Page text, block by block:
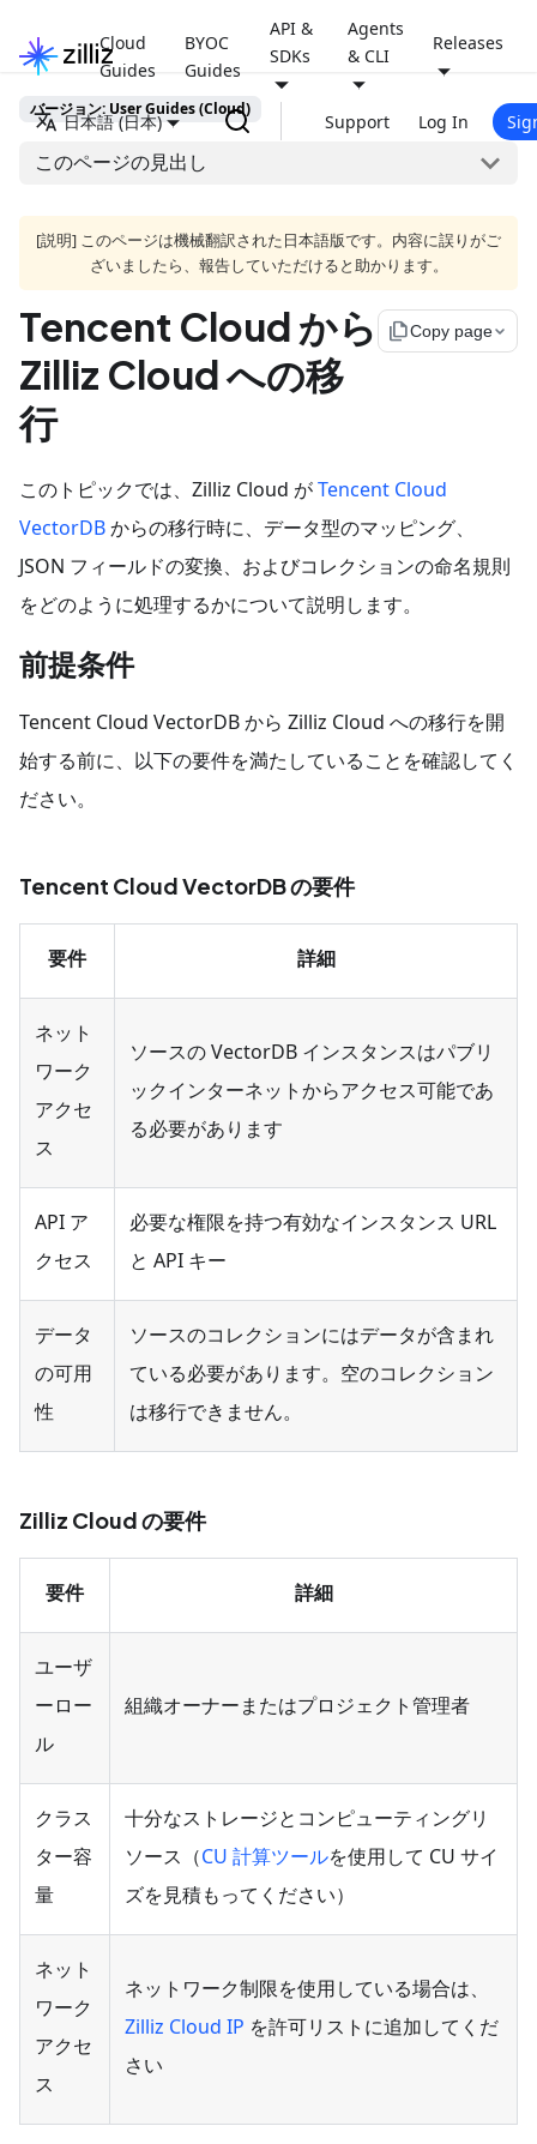
Cloud
Guides
BYOC
Guides
API &
SDKs
Agents
& CLI
Releases
日本語 (日本) Support Log In
バージョン: User Guides (Cloud)
このページの見出し
[説明] このページは機械翻訳された日本語版です。内容に誤りがご
ざいましたら、報告していただけると助かります。
Tencent Cloud から
Zilliz Cloud への移
行
file_copyCopy page
このトピックでは、Zilliz Cloud がTencent Cloud
VectorDBからの移行時に、データ型のマッピング、
JSON フィールドの変換、およびコレクションの命名規則
をどのように処理するかについて説明します。
前提条件
Tencent Cloud VectorDB から Zilliz Cloud への移行を開
始する前に、以下の要件を満たしていることを確認してく
ださい。
Tencent Cloud VectorDB の要件
要件 詳細
ネット
ワーク
アクセ
ス
ソースの VectorDB インスタンスはパブリ
ックインターネットからアクセス可能であ
る必要があります
API ア
クセス
必要な権限を持つ有効なインスタンス URL
と API キー
データ
の可用
性
ソースのコレクションにはデータが含まれ
ている必要があります。空のコレクション
は移行できません。
Zilliz Cloud の要件
要件 詳細
ユーザ
ーロー
ル
組織オーナーまたはプロジェクト管理者
クラス
ター容
量
十分なストレージとコンピューティングリ
ソース（CU 計算ツールを使用して CU サイ
ズを見積もってください）
ネット
ワーク
アクセ
ス
ネットワーク制限を使用している場合は、
Zilliz Cloud IP を許可リストに追加してくだ
さい